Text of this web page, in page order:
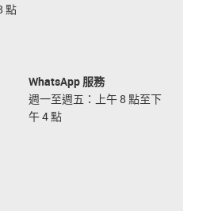
點
WhatsApp 服務
週一至週五：上午 8 點至下
午 4 點